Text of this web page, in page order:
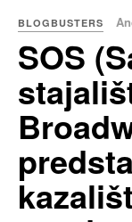
BLOGBUSTERS
SOS